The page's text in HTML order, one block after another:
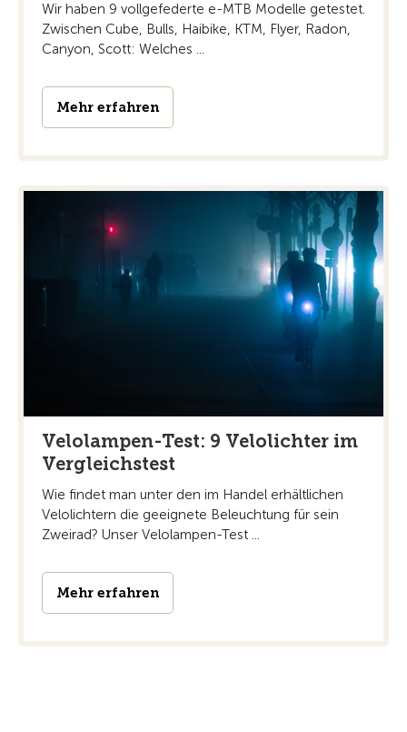
Wir haben 9 vollgefederte e-MTB Modelle getestet.
Zwischen Cube, Bulls, Haibike, KTM, Flyer, Radon,
Canyon, Scott: Welches ...
Mehr erfahren
Velolampen-Test: 9 Velolichter im
Vergleichstest
Wie findet man unter den im Handel erhältlichen
Velolichtern die geeignete Beleuchtung für sein
Zweirad? Unser Velolampen-Test ...
Mehr erfahren